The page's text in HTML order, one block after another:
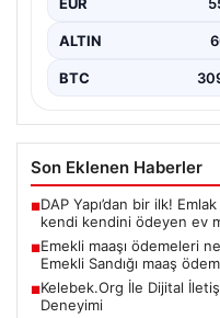
ALTIN
BTC
Son Eklenen Haberler
■DAP Yapı’dan bir ilk!
kendi kendini ödeyen ev
■Emekli maaşı ödemeleri
Emekli Sandığı maaş
■Kelebek.Org İle Dijital
Deneyimi